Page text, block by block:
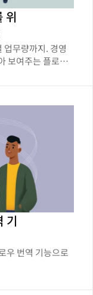
위
업무량까지. 경영
보여주는 플로우
기
우 번역 기능으로